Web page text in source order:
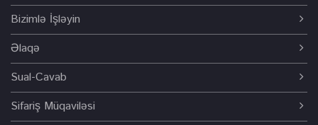
Bizimlə İşləyin
Əlaqə
Sual-Cavab
Sifariş Müqaviləsi